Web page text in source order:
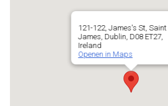
121-122, James's St, Saint
James, Dublin, D08 ET27,
Ireland
Openen in Maps